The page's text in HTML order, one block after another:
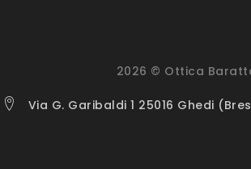
2026 © Ottica
Via G. Garibaldi 1 25016 Ghedi